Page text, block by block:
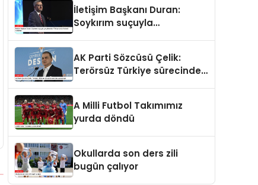
İletişim Başkanı Duran:
Soykırım suçuyla
AK Parti Sözcüsü Çelik:
Terörsüz Türkiye sürecinde
A Milli Futbol Takımımız
yurda döndü
Okullarda son ders zili
bugün çalıyor